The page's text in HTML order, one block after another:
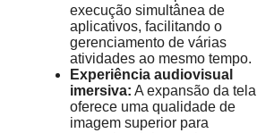
execução simultânea de
aplicativos, facilitando o
gerenciamento de várias
atividades ao mesmo tempo.
Experiência audiovisual
imersiva: A expansão da tela
oferece uma qualidade de
imagem superior para